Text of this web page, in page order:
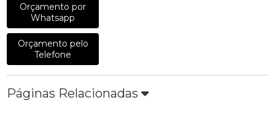
Orçamento por
Whatsapp
Orçamento pelo
Telefone
Páginas Relacionadas